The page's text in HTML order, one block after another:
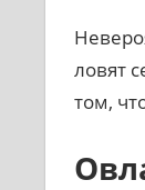
ловят
том,